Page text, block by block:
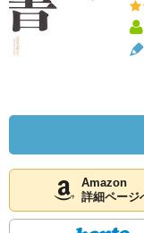
Amazon
詳細ページ